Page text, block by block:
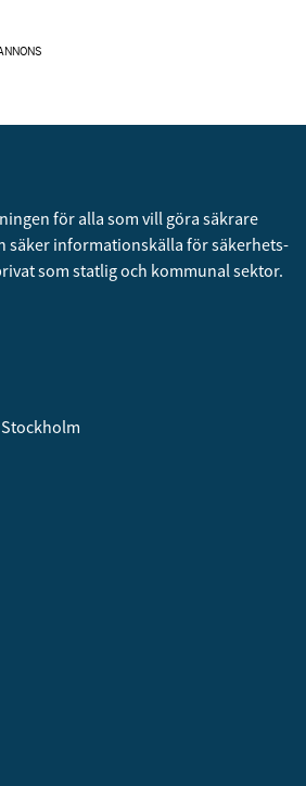
för alla som vill göra säkrare
säker informationskälla för säkerhets­
som statlig och kommunal sektor.